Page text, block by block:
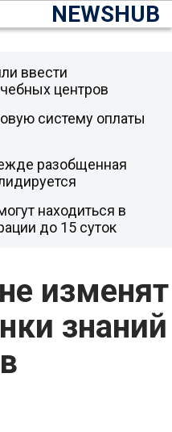
NEWSHUB
изменят
знаний
ввести
центров
систему оплаты
разобщенная
находиться в
до 15 суток